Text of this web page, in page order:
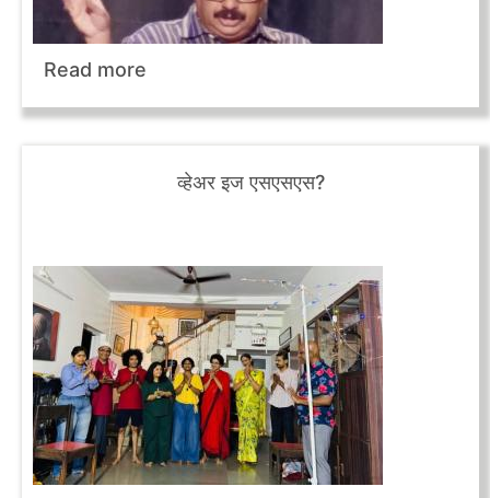
Read more
व्‍हेअर इज एसएसएस?